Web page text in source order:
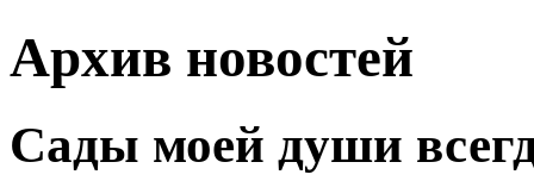
Архив новостей
Сады моей души